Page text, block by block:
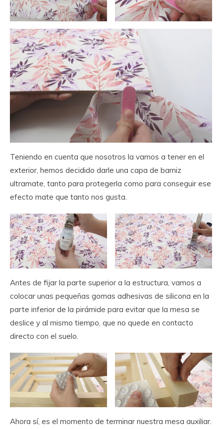
Teniendo en cuenta que nosotros la vamos a tener en el
exterior, hemos decidido darle una capa de barniz
ultramate, tanto para protegerla como para conseguir ese
efecto mate que tanto nos gusta.
Antes de fijar la parte superior a la estructura, vamos a
colocar unas pequeñas gomas adhesivas de silicona en la
parte inferior de la pirámide para evitar que la mesa se
deslice y al mismo tiempo, que no quede en contacto
directo con el suelo.
Ahora sí, es el momento de terminar nuestra mesa auxiliar.